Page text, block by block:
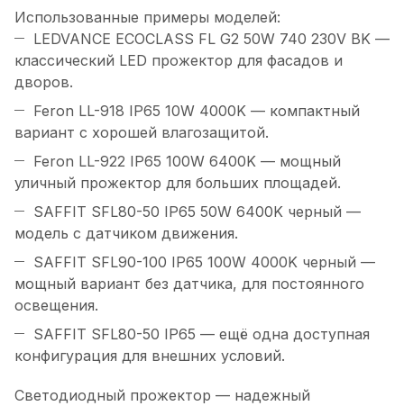
Использованные примеры моделей:
LEDVANCE ECOCLASS FL G2 50W 740 230V BK —
классический LED прожектор для фасадов и
дворов.
Feron LL-918 IP65 10W 4000K — компактный
вариант с хорошей влагозащитой.
Feron LL-922 IP65 100W 6400K — мощный
уличный прожектор для больших площадей.
SAFFIT SFL80-50 IP65 50W 6400K черный —
модель с датчиком движения.
SAFFIT SFL90-100 IP65 100W 4000K черный —
мощный вариант без датчика, для постоянного
освещения.
SAFFIT SFL80-50 IP65 — ещё одна доступная
конфигурация для внешних условий.
Светодиодный прожектор — надежный